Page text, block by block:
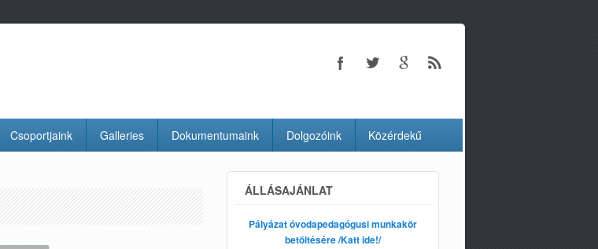
Csoportjaink Galleries Dokumentumaink Dolgozóink Közérdekű
ÁLLÁSAJÁNLAT
Pályázat óvodapedagógusi munkakör
betöltésére /Katt ide!/